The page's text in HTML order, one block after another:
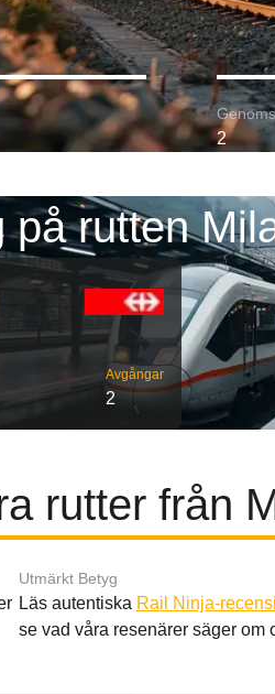
2
på rutten
Avgångar
2
rutter från
Utmärkt Betyg
Läs autentiska Rail Ninja-
se vad våra resenärer säger om